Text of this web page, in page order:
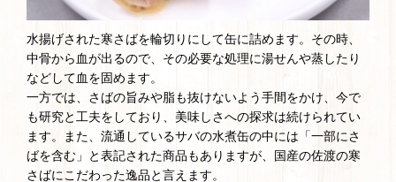
水揚げされた寒さばを輪切りにして缶に詰めます。その時、
中骨から血が出るので、その必要な処理に湯せんや蒸したり
などして血を固めます。
一方では、さばの旨みや脂も抜けないよう手間をかけ、今で
も研究と工夫をしており、美味しさへの探求は続けられてい
ます。また、流通しているサバの水煮缶の中には「一部にさ
ばを含む」と表記された商品もありますが、国産の佐渡の寒
さばにこだわった逸品と言えます。